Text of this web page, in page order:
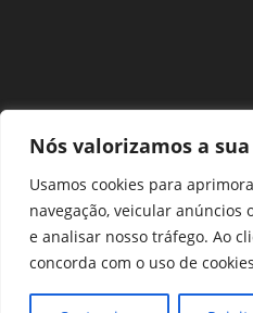
Nós valorizamos a
Usamos cookies para
navegação, veicular
e analisar nosso tráfego. Ao
concorda com o uso de
Perguntas
Transparência e
Assessoria de Imprensa